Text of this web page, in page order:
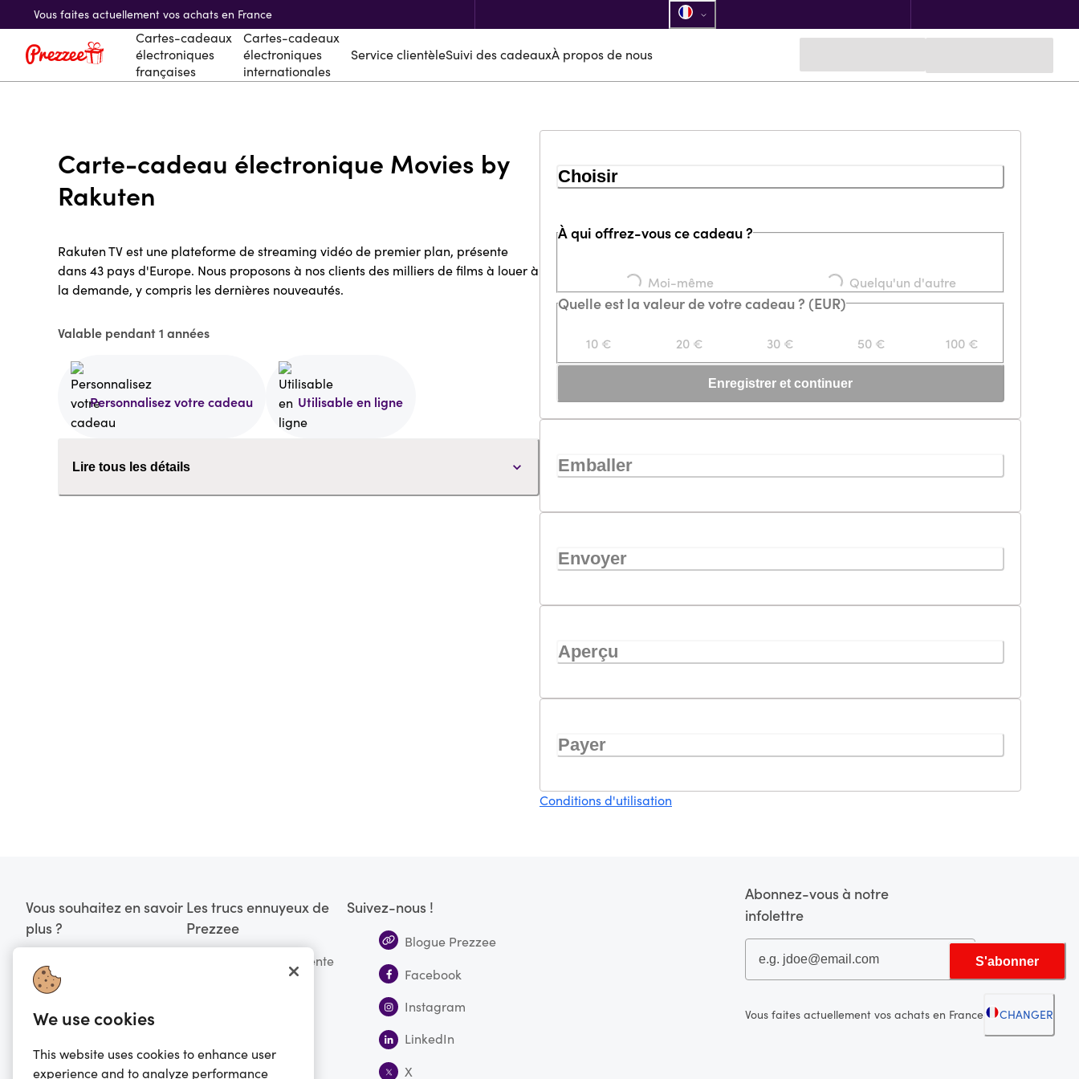
Vous faites actuellement vos achats en France
Cartes-cadeaux
électroniques
françaises
Cartes-cadeaux
électroniques
internationales
Service clientèleSuivi des cadeauxÀ propos de nous
Carte-cadeau électronique Movies by
Rakuten
Rakuten TV est une plateforme de streaming vidéo de premier plan, présente
dans 43 pays d'Europe. Nous proposons à nos clients des milliers de films à louer à
la demande, y compris les dernières nouveautés.
Valable pendant 1 années
Personnalisez votre cadeau Utilisable en ligne
Lire tous les détails
Choisir
À qui offrez-vous ce cadeau ?
Loading... Moi-même Loading... Quelqu'un d'autre
Quelle est la valeur de votre cadeau ? (EUR)
10 € 20 € 30 € 50 € 100 €
Enregistrer et continuer
Emballer
Envoyer
Aperçu
Payer
Conditions d'utilisation
Vous souhaitez en savoir
plus ?
Avertissement de
Les trucs ennuyeux de
Prezzee
Conditions de Vente
confidentialité
Suivez-nous !
Blogue Prezzee
Facebook
Instagram
LinkedIn
X
Abonnez-vous à notre
infolettre
S'abonner
Vous faites actuellement vos achats en France CHANGER
We use cookies
This website uses cookies to enhance user
experience and to analyze performance